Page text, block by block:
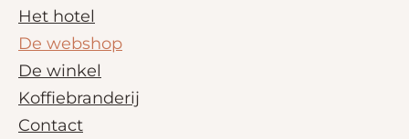
Het hotel
De webshop
De winkel
Koffiebranderij
Contact